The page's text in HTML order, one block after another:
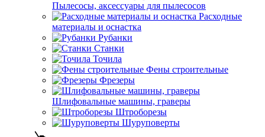
Пылесосы, аксессуары для пылесосов
Расходные
материалы и оснастка
Рубанки
Станки
Точила
Фены строительные
Фрезеры
Шлифовальные машины, граверы
Штроборезы
Шуруповерты